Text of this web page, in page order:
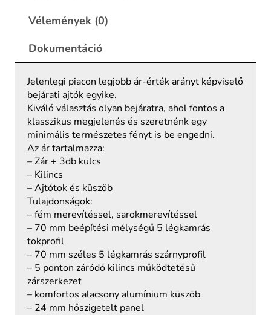
Vélemények (0)
Dokumentáció
Jelenlegi piacon legjobb ár-érték arányt képviselő
bejárati ajtók egyike.
Kiváló választás olyan bejáratra, ahol fontos a
klasszikus megjelenés és szeretnénk egy
minimális természetes fényt is be engedni.
Az ár tartalmazza:
– Zár + 3db kulcs
– Kilincs
– Ajtótok és küszöb
Tulajdonságok:
– fém merevítéssel, sarokmerevítéssel
– 70 mm beépítési mélységű 5 légkamrás
tokprofil
– 70 mm széles 5 légkamrás szárnyprofil
– 5 ponton záródó kilincs működtetésű
zárszerkezet
– komfortos alacsony alumínium küszöb
– 24 mm hőszigetelt panel